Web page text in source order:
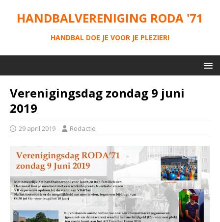
HANDBALVERENIGING RODA '71
HANDBAL DOE JE VOOR JE PLEZIER!
Verenigingsdag zondag 9 juni
2019
29 april 2019 Redactie